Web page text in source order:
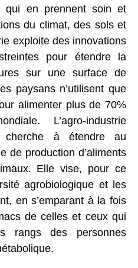
qui en prennent soin et
du climat, des sols et
exploite des innovations
pour étendre la
sur une surface de
paysans n’utilisent que
alimenter plus de 70%
L’agro-industrie
cherche à étendre au
de production d’aliments
Elle vise, pour ce
agrobiologique et les
en s’emparant à la fois
de celles et ceux qui
rangs des personnes